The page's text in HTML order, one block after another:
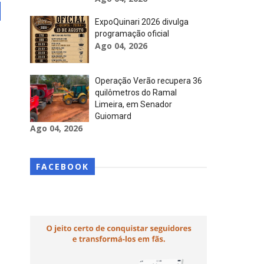
ExpoQuinari 2026 divulga
programação oficial
Ago 04, 2026
Operação Verão recupera 36
quilômetros do Ramal
Limeira, em Senador
Guiomard
Ago 04, 2026
FACEBOOK